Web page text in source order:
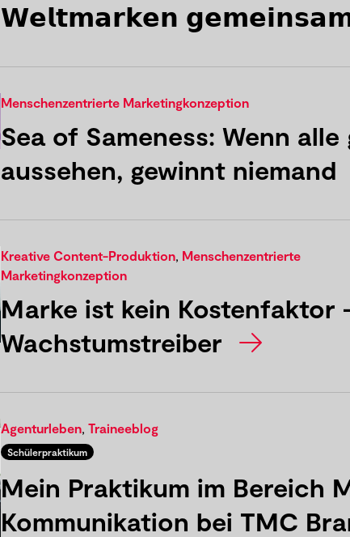
𝗪𝗲𝗹𝘁𝗺𝗮𝗿𝗸𝗲𝗻
Menschenzentrierte Marketingkonzeption
Sea of Sameness: Wenn alle
aussehen, gewinnt niemand
Kreative Content-Produktion, Menschenzentrierte
Marketingkonzeption
Marke ist kein Kostenfaktor
Wachstumstreiber
Agenturleben,Traineeblog
Schülerpraktikum
Mein Praktikum im Bereich
Kommunikation bei TMC